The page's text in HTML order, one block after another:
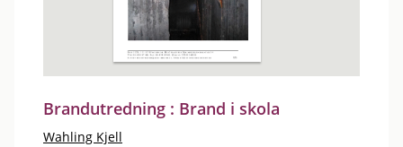
Brandutredning : Brand i skola
Wahling Kjell